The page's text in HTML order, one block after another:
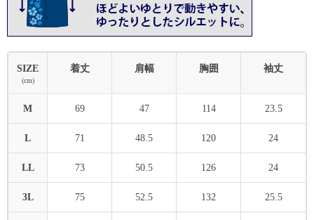
SIZE
(cm)
着丈 肩幅 胸囲 袖丈
M 69 47 114 23.5
L 71 48.5 120 24
LL 73 50.5 126 24
3L 75 52.5 132 25.5